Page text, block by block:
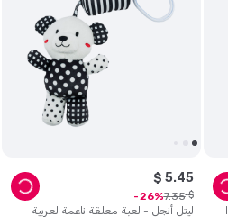
ليتل أنجل - لعبة معلقة ناعمة لعربية
$ 5.45
$
7.35
26